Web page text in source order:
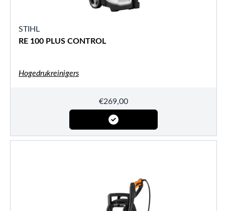
STIHL
RE 100 PLUS CONTROL
Hogedrukreinigers
€269,00